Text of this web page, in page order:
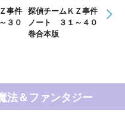
ームＫＺ事件
３１～４０
探偵チームＫＺ事件
ノート １１～２０
法＆ファンタジー